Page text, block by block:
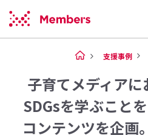
支援事例
子育てメディア
SDGsを学ぶこと
コンテンツを企画